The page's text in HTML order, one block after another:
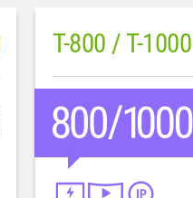
T-800 / T-1000